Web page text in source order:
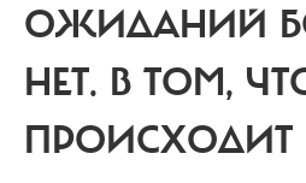
ОЖИДАНИЙ
НЕТ. В ТОМ,
ПРОИСХОДИТ